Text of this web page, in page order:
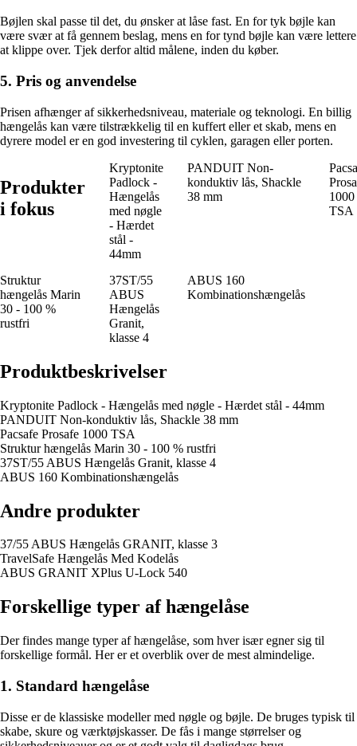
Bøjlen skal passe til det, du ønsker at låse fast. En for tyk bøjle kan
være svær at få gennem beslag, mens en for tynd bøjle kan være lettere
at klippe over. Tjek derfor altid målene, inden du køber.
5. Pris og anvendelse
Prisen afhænger af sikkerhedsniveau, materiale og teknologi. En billig
hængelås kan være tilstrækkelig til en kuffert eller et skab, mens en
dyrere model er en god investering til cyklen, garagen eller porten.
Produkter
i fokus
Kryptonite
Padlock -
Hængelås
med nøgle
- Hærdet
stål -
44mm
PANDUIT Non-
konduktiv lås, Shackle
38 mm
1000
TSA
Struktur
hængelås Marin
30 - 100 %
rustfri
37ST/55
ABUS
Hængelås
Granit,
klasse 4
ABUS 160
Kombinationshængelås
Produktbeskrivelser
Kryptonite Padlock - Hængelås med nøgle - Hærdet stål - 44mm
PANDUIT Non-konduktiv lås, Shackle 38 mm
Pacsafe Prosafe 1000 TSA
Struktur hængelås Marin 30 - 100 % rustfri
37ST/55 ABUS Hængelås Granit, klasse 4
ABUS 160 Kombinationshængelås
Andre produkter
37/55 ABUS Hængelås GRANIT, klasse 3
TravelSafe Hængelås Med Kodelås
ABUS GRANIT XPlus U-Lock 540
Forskellige typer af hængelåse
Der findes mange typer af hængelåse, som hver især egner sig til
forskellige formål. Her er et overblik over de mest almindelige.
1. Standard hængelåse
Disse er de klassiske modeller med nøgle og bøjle. De bruges typisk til
skabe, skure og værktøjskasser. De fås i mange størrelser og